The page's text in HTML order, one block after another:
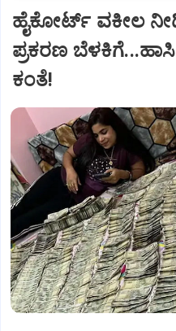
ಹೈಕೋರ್ಟ್‌ ವಕೀಲ
ಪ್ರಕರಣ
ಕಂತೆ!